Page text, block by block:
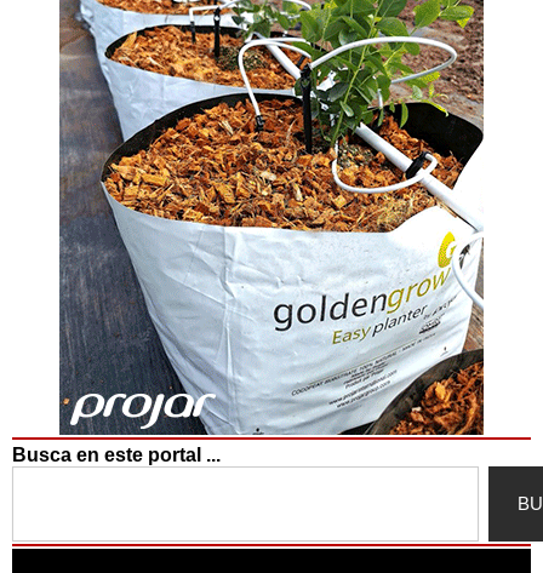
Busca en este portal ...